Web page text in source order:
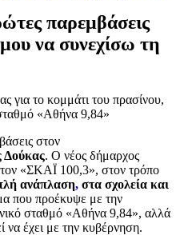
παρεμβάσεις
να συνεχίσω τη
για το κομμάτι του πρασίνου,
«Αθήνα 9,84»
στον
Δούκας. Ο νέος δήμαρχος
«ΣΚΑΪ 100,3», στον τρόπο
ανάπλαση, στα σχολεία και
που προέκυψε με την
σταθμό «Αθήνα 9,84», αλλά
να έχει με την κυβέρνηση.